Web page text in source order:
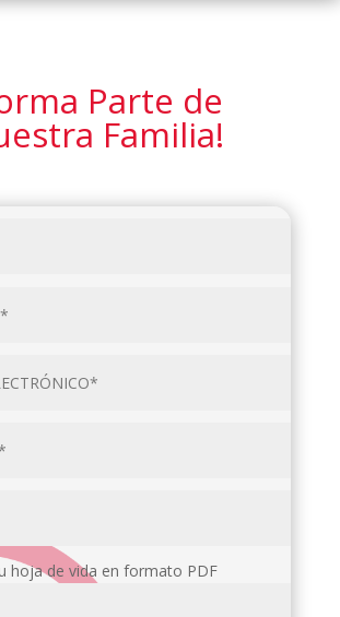
Parte de
Familia!
hoja de vida en formato PDF